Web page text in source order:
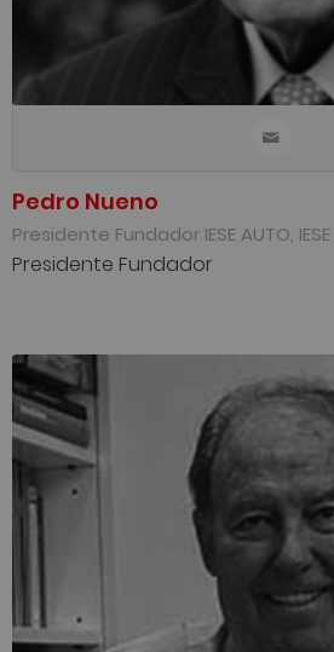
Pedro Nueno
Presidente Fundador IESE AUTO, IESE
Presidente Fundador